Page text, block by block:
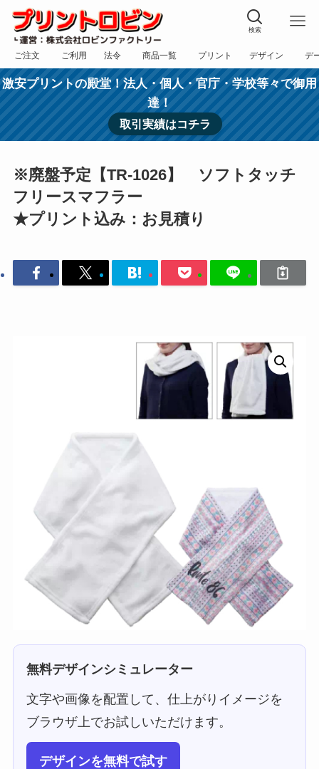
検索
ご注文
フォーム
ご利用
規約
法令
表記
商品一覧
カテゴリー
プリント
方法
デザイン
依頼
デ
入
激安プリントの殿堂！法人・個人・官庁・学校等々で御用
達！
取引実績はコチラ
※廃盤予定【TR-1026】 ソフトタッチ
フリースマフラー
★プリント込み：お見積り
無料デザインシミュレーター
文字や画像を配置して、仕上がりイメージを
ブラウザ上でお試しいただけます。
デザインを無料で試す